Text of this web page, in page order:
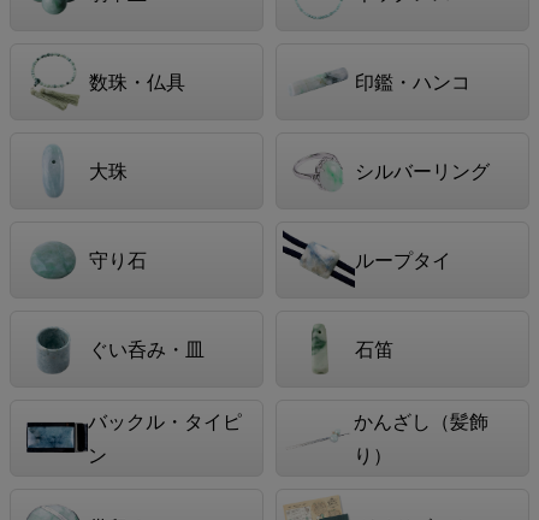
数珠・仏具 印鑑・ハンコ
大珠 シルバーリング
守り石 ループタイ
ぐい呑み・皿 石笛
バックル・タイピ
ン
かんざし（髪飾
り）